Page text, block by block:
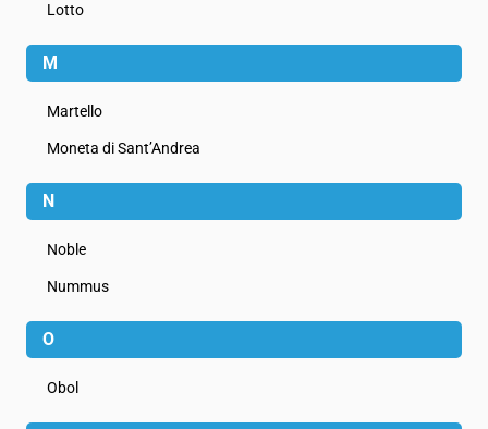
Lotto
M
Martello
Moneta di Sant’Andrea
N
Noble
Nummus
O
Obol